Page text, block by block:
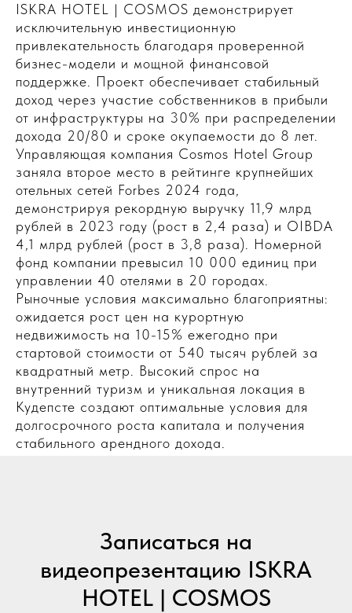
ISKRA HOTEL | COSMOS демонстрирует
исключительную инвестиционную
привлекательность благодаря проверенной
бизнес-модели и мощной финансовой
поддержке. Проект обеспечивает стабильный
доход через участие собственников в прибыли
от инфраструктуры на 30% при распределении
дохода 20/80 и сроке окупаемости до 8 лет.
Управляющая компания Cosmos Hotel Group
заняла второе место в рейтинге крупнейших
отельных сетей Forbes 2024 года,
демонстрируя рекордную выручку 11,9 млрд
рублей в 2023 году (рост в 2,4 раза) и OIBDA
4,1 млрд рублей (рост в 3,8 раза). Номерной
фонд компании превысил 10 000 единиц при
управлении 40 отелями в 20 городах.
Рыночные условия максимально благоприятны:
ожидается рост цен на курортную
недвижимость на 10-15% ежегодно при
стартовой стоимости от 540 тысяч рублей за
квадратный метр. Высокий спрос на
внутренний туризм и уникальная локация в
Кудепсте создают оптимальные условия для
долгосрочного роста капитала и получения
стабильного арендного дохода.
Записаться на
видеопрезентацию ISKRA
HOTEL | COSMOS